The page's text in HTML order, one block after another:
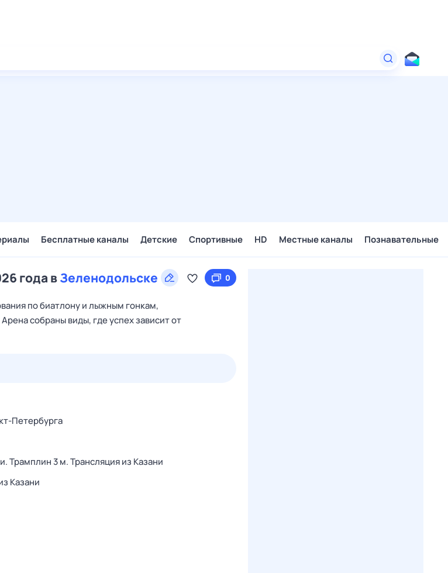
Бесплатные каналы Детские Спортивные HD Местные каналы Познавательные
года вЗеленодольске 0
по биатлону и лыжным гонкам,
собраны виды, где успех зависит от
Петербурга
3 м. Трансляция из Казани
Казани